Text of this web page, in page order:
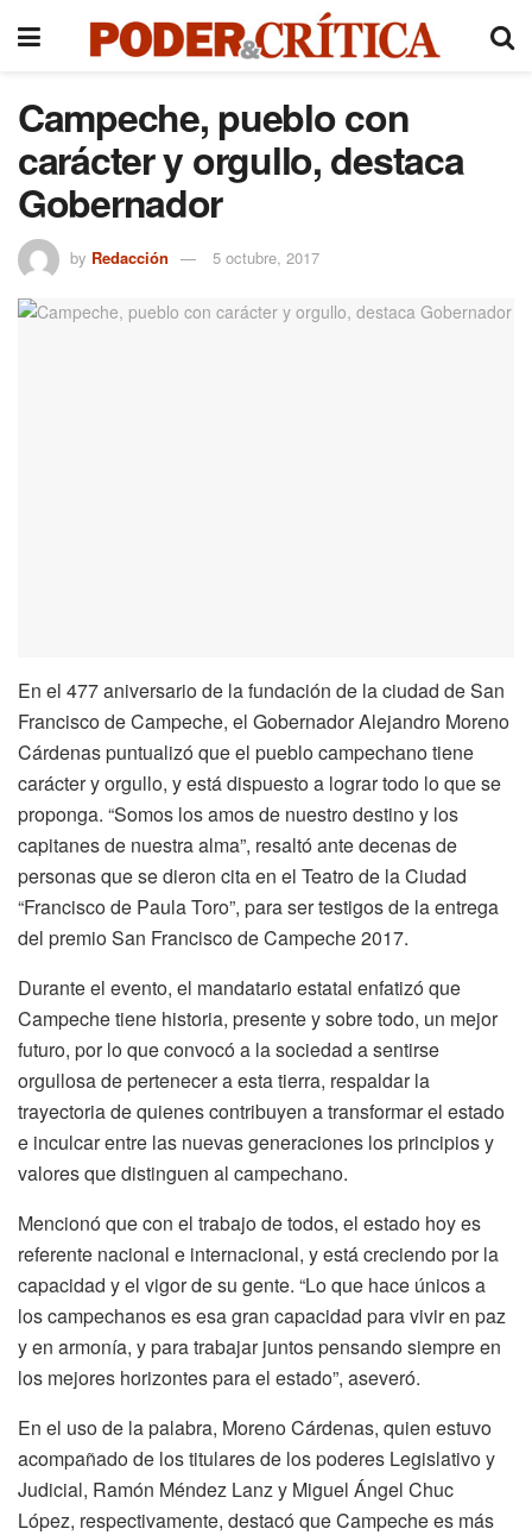
Campeche, pueblo con
carácter y orgullo, destaca
Gobernador
by Redacción 5 octubre, 2017
En el 477 aniversario de la fundación de la ciudad de San
Francisco de Campeche, el Gobernador Alejandro Moreno
Cárdenas puntualizó que el pueblo campechano tiene
carácter y orgullo, y está dispuesto a lograr todo lo que se
proponga. “Somos los amos de nuestro destino y los
capitanes de nuestra alma”, resaltó ante decenas de
personas que se dieron cita en el Teatro de la Ciudad
“Francisco de Paula Toro”, para ser testigos de la entrega
del premio San Francisco de Campeche 2017.
Durante el evento, el mandatario estatal enfatizó que
Campeche tiene historia, presente y sobre todo, un mejor
futuro, por lo que convocó a la sociedad a sentirse
orgullosa de pertenecer a esta tierra, respaldar la
trayectoria de quienes contribuyen a transformar el estado
e inculcar entre las nuevas generaciones los principios y
valores que distinguen al campechano.
Mencionó que con el trabajo de todos, el estado hoy es
referente nacional e internacional, y está creciendo por la
capacidad y el vigor de su gente. “Lo que hace únicos a
los campechanos es esa gran capacidad para vivir en paz
y en armonía, y para trabajar juntos pensando siempre en
los mejores horizontes para el estado”, aseveró.
En el uso de la palabra, Moreno Cárdenas, quien estuvo
acompañado de los titulares de los poderes Legislativo y
Judicial, Ramón Méndez Lanz y Miguel Ángel Chuc
López, respectivamente, destacó que Campeche es más